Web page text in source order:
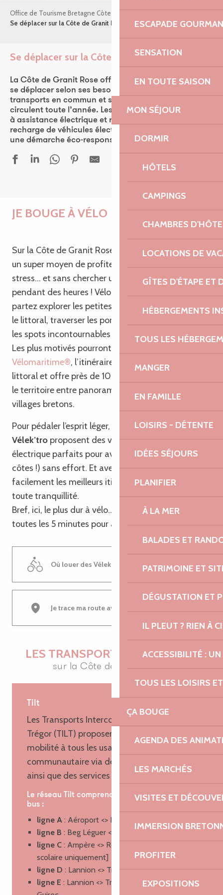
ESCAPADE
SENSATION
EN TOUTE SAISON
MON SÉJOUR
DORMIR
HÔTELS
CAMPINGS
CHAMBRES
LOCATIONS DE
GÎTES D'ÉTAPE ET
HÉBERGEMENTS
TOUS LES
MANGER
EN FAMILLE
LOISIRS - DÉTENTE
IDÉES SÉJOURS
PLANIFIER
À LA MER
BALADES ET
PATRIMOINE ET
DÉGUSTATION ET
IL PLEUT ? RIEN À
ACCESSIBILITÉ :
TOUS LES LOISIRS
ÇA BOUGE
AGENDA DES
LES MARCHÉS
VISITES ET
IMMERSION
PROFITER
EXPOSITIONS
Office de Tourisme Bretagne Côte de Granit Rose
Se déplacer sur la Côte de Granit Rose
Se déplacer sur la Côte de Granit Rose
Ajouter
La Côte de Granit Rose offre plusieurs solutions pour
se déplacer selon ses besoins ou envies. Les
transports en commun et ses multiples lignes qui
circulent toute l’année. Les déplacements doux : vélo
à assistance électrique et réseau de bornes de
recharge de véhicules électriques s’inscrivent dans
une démarche éco-responsable.
JE BOUGE À VÉLO
Sur la Côte de Granit Rose, le vélo est clairement
un super moyen de profiter du paysage sans
stress… et sans chercher une place de parking
pendant des heures ! Vélo classique ou électrique,
partez explorer les petites routes du Trégor, longer
le littoral, traverser les ports et rejoindre facilement
les spots incontournables de la côte.
Les plus motivés pourront même emprunter La
Vélomaritime®, l’itinéraire cyclable qui longe le
littoral et offre près de 100 km de découvertes sur
le territoire entre panoramas maritimes, plages et
villages bretons.
Pour pédaler l’esprit léger, des services comme
Vélek’tro proposent des vélos à assistance
électrique parfaits pour avaler les kilomètres (et les
côtes !) sans effort. Et avec Geovelo, trouvez
facilement les meilleurs itinéraires pour rouler en
toute tranquillité.
Bref, ici, le plus dur à vélo… c’est de ne pas s’arrêter
toutes les 5 minutes pour admirer la vue !
Où louer des Vélek’tro
Je trace ma route avec Géovelo
LES TRANSPORTS EN COMMUN
sur la Côte de Granit Rose
Tilt
Les Transports Intercommunaux Lannion-
Trégor (TILT) proposent une solution de
mobilité à tous les usagers du territoire
communautaire via des lignes régulières
ainsi que des services à la demande.
Le réseau Tilt comprend 11 lignes régulières de
bus :
ligne A : Aéroport <> Hôpital via Ploubezre
ligne B : Beg Léguer <> Collège Coppens
ligne C : Ampère <> Roz ar Gavet [période
scolaire uniquement]
ligne D : Lannion <> Trégastel via Trébeurden
ligne E : Lannion <> Trégastel via Perros-